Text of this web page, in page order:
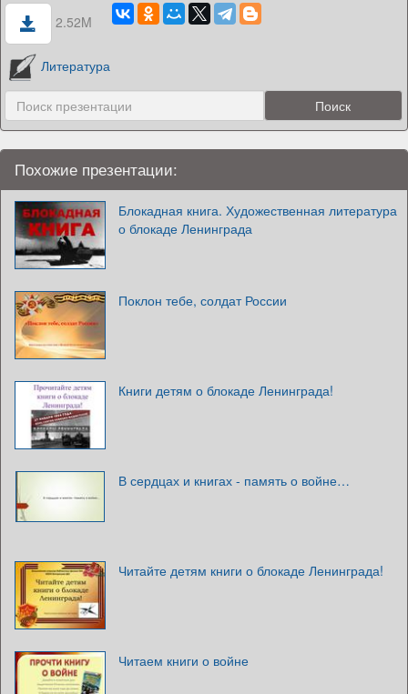
2.52M
Литература
Похожие презентации:
Блокадная книга. Художественная литература
о блокаде Ленинграда
Поклон тебе, солдат России
Книги детям о блокаде Ленинграда!
В сердцах и книгах - память о войне…
Читайте детям книги о блокаде Ленинграда!
Читаем книги о войне